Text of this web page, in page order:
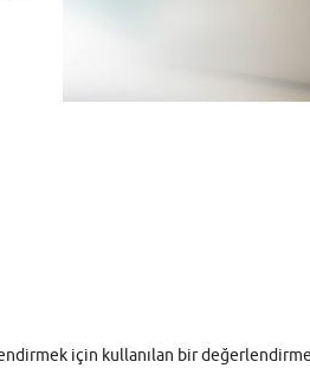
için kullanılan bir